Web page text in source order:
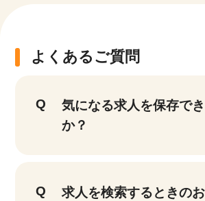
よくあるご質問
気になる求人を保存で
か？
求人を検索するときの